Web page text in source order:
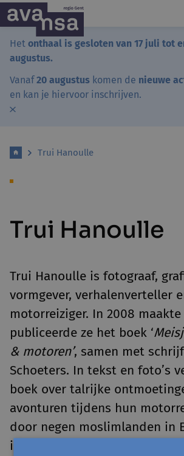
Het onthaal is gesloten van 17 juli tot
augustus.
Vanaf20 augustus komen de nieuwe
en kan je hiervoor inschrijven.
Trui Hanoulle
Trui Hanoulle
Trui Hanoulle is fotograaf,
vormgever, verhalenverteller
motorreiziger. In 2008 maakte
publiceerde ze het boek ‘
& motoren’, samen met
Schoeters. In tekst en foto’s
boek over talrijke
avonturen tijdens hun
door negen moslimlanden in
is het zaadje geplant voor